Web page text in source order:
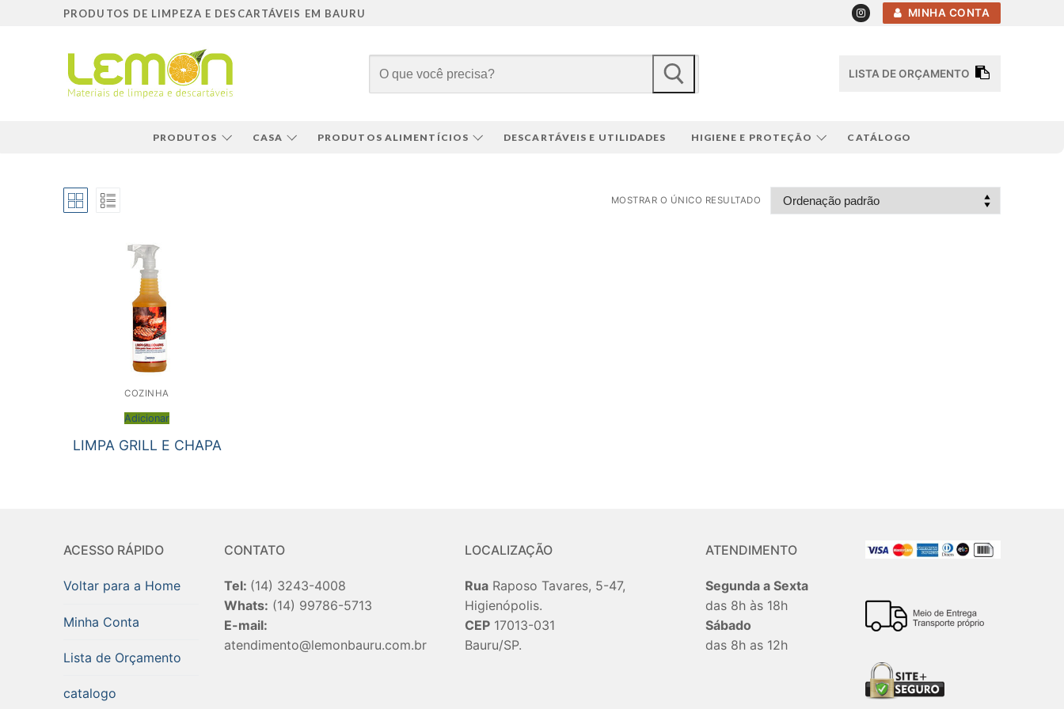
PRODUTOS DE LIMPEZA E DESCARTÁVEIS EM BAURU MINHA CONTA
por:
LISTA DE ORÇAMENTO
PRODUTOS CASA PRODUTOS ALIMENTÍCIOS DESCARTÁVEIS E UTILIDADES HIGIENE E PROTEÇÃO CATÁLOGO
MOSTRAR O ÚNICO RESULTADO
COZINHA
Adicionar
LIMPA GRILL E CHAPA
ACESSO RÁPIDO
Voltar para a Home
Minha Conta
Lista de Orçamento
catalogo
CONTATO
Tel: (14) 3243-4008
Whats: (14) 99786-5713
E-mail:
atendimento@lemonbauru.com.br
LOCALIZAÇÃO
RuaRaposo Tavares, 5-47,
Higienópolis.
CEP17013-031
Bauru/SP.
ATENDIMENTO
Segunda a Sexta
das 8h às 18h
Sábado
das 8h as 12h